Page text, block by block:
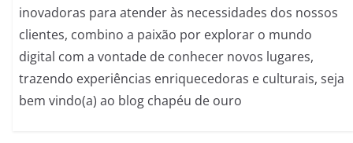
inovadoras para atender às necessidades dos nossos
clientes, combino a paixão por explorar o mundo
digital com a vontade de conhecer novos lugares,
trazendo experiências enriquecedoras e culturais, seja
bem vindo(a) ao blog chapéu de ouro